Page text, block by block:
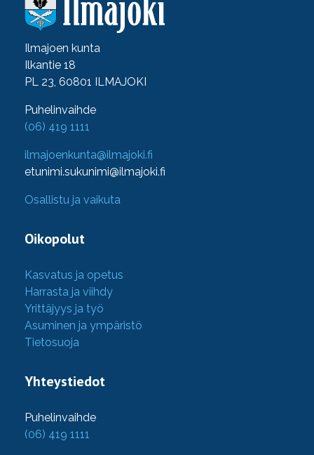
Ilmajoen kunta
Ilkantie 18
PL 23, 60801 ILMAJOKI
Puhelinvaihde
(06) 419 1111
ilmajoenkunta@ilmajoki.fi
etunimi.sukunimi@ilmajoki.fi
Osallistu ja vaikuta
Oikopolut
Kasvatus ja opetus
Harrasta ja viihdy
Yrittäjyys ja työ
Asuminen ja ympäristö
Tietosuoja
Yhteystiedot
Puhelinvaihde
(06) 419 1111